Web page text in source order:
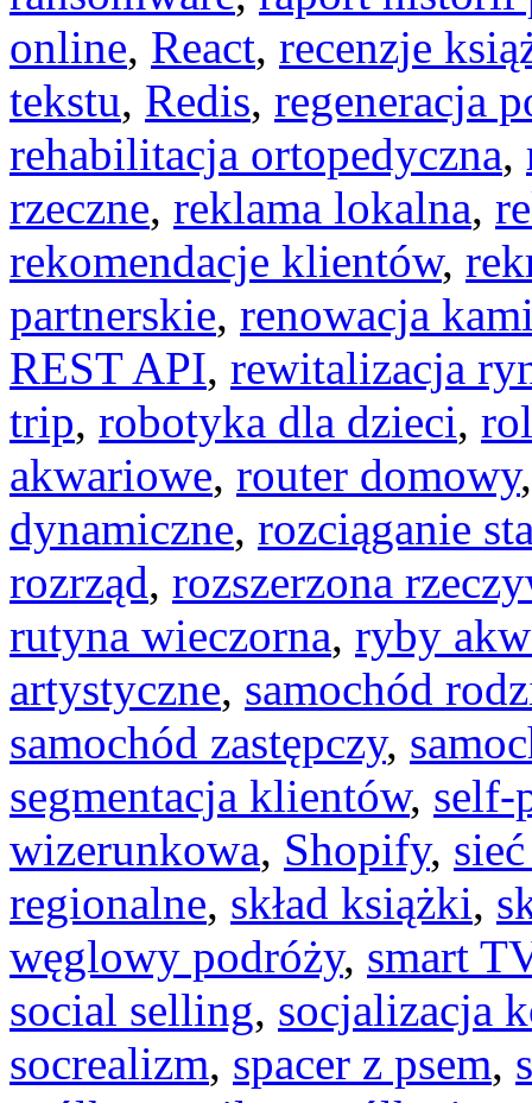
online, React, recenzje
tekstu, Redis, regeneracja
rehabilitacja ortopedyczna,
rzeczne, reklama lokalna,
rekomendacje klientów,
partnerskie, renowacja
REST API, rewitalizacja
trip, robotyka dla dzieci,
akwariowe, router domowy
dynamiczne, rozciąganie
rozrząd, rozszerzona
rutyna wieczorna, ryby
artystyczne, samochód
samochód zastępczy,
segmentacja klientów, self-
wizerunkowa, Shopify,
regionalne, skład książki,
węglowy podróży, smart
social selling, socjalizacja
socrealizm, spacer z psem,